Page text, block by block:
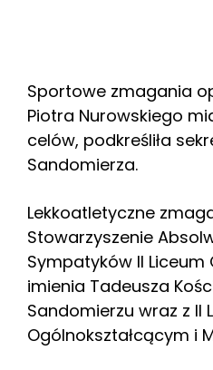
Sportowe zmagania
Piotra Nurowskiego
celów, podkreśliła
Sandomierza.
Lekkoatletyczne
Stowarzyszenie
Sympatyków II
imienia Tadeusza
Sandomierzu wraz z II
Ogólnokształcącym i